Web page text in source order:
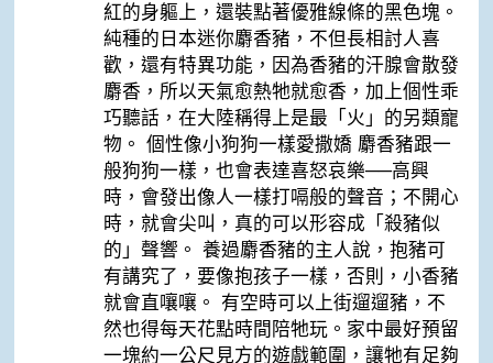
紅的身軀上，還裝點著優雅線條的黑色塊。
純種的日本迷你麝香豬，不但長相討人喜
歡，還有特異功能，因為香豬的汗腺會散發
麝香，所以天氣愈熱牠就愈香，加上個性乖
巧聽話，在大陸稱得上是最「火」的另類寵
物。 個性像小狗狗一樣愛撒嬌 麝香豬跟一
般狗狗一樣，也會表達喜怒哀樂──高興
時，會發出像人一樣打嗝般的聲音；不開心
時，就會尖叫，真的可以形容成「殺豬似
的」聲響。 養過麝香豬的主人說，抱豬可
有講究了，要像抱孩子一樣，否則，小香豬
就會直嚷嚷。 有空時可以上街遛遛豬，不
然也得每天花點時間陪牠玩。家中最好預留
一塊約一公尺見方的遊戲範圍，讓牠有足夠